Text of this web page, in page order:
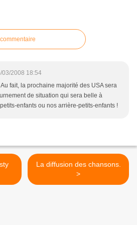
03/2008 18:54
fait, la prochaine majorité des USA sera
de situation qui sera belle à
enfants ou nos arrière-petits-enfants !
La diffusion des chansons.
>